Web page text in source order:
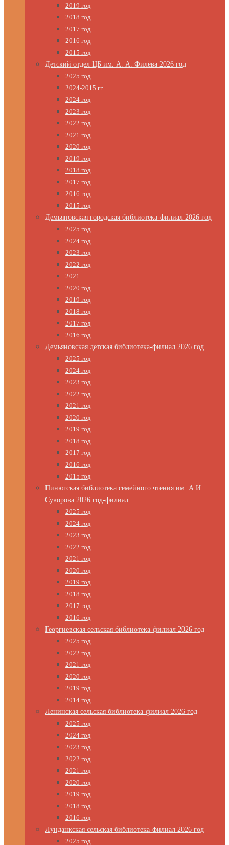
2019 год
2018 год
2017 год
2016 год
2015 год
Детский отдел ЦБ им. А. А. Филёва 2026 год
2025 год
2024-2015 гг.
2024 год
2023 год
2022 год
2021 год
2020 год
2019 год
2018 год
2017 год
2016 год
2015 год
Демьяновская городская библиотека-филиал 2026 год
2025 год
2024 год
2023 год
2022 год
2021
2020 год
2019 год
2018 год
2017 год
2016 год
Демьяновская детская библиотека-филиал 2026 год
2025 год
2024 год
2023 год
2022 год
2021 год
2020 год
2019 год
2018 год
2017 год
2016 год
2015 год
Пинюгская библиотека семейного чтения им. А.И.
Суворова 2026 год-филиал
2025 год
2024 год
2023 год
2022 год
2021 год
2020 год
2019 год
2018 год
2017 год
2016 год
Георгиевская сельская библиотека-филиал 2026 год
2025 год
2022 год
2021 год
2020 год
2019 год
2014 год
Ленинская сельская библиотека-филиал 2026 год
2025 год
2024 год
2023 год
2022 год
2021 год
2020 год
2019 год
2018 год
2016 год
Лунданкская сельская библиотека-филиал 2026 год
2025 год